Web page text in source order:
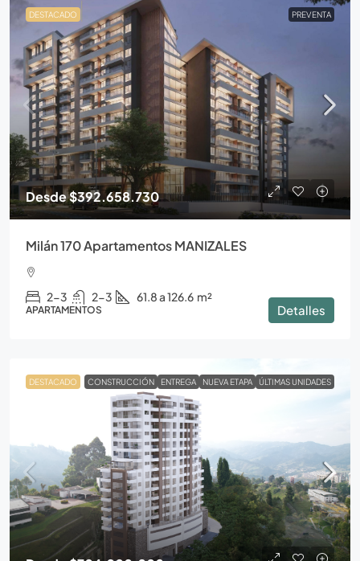
DESTACADO PREVENTA
Desde$392.658.730
Milán 170 Apartamentos MANIZALES
2-3 2-3 61.8 a 126.6 m²
APARTAMENTOS Detalles
DESTACADO CONSTRUCCIÓN ENTREGA NUEVA ETAPA ÚLTIMAS UNIDADES